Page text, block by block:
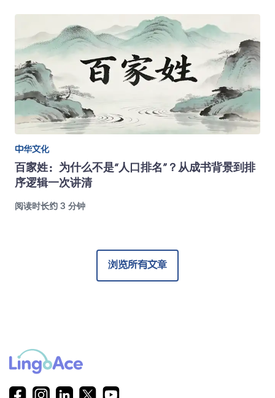
中华文化
百家姓：为什么不是“人口排名”？从成书背景到排
序逻辑一次讲清
阅读时长约 3 分钟
浏览所有文章